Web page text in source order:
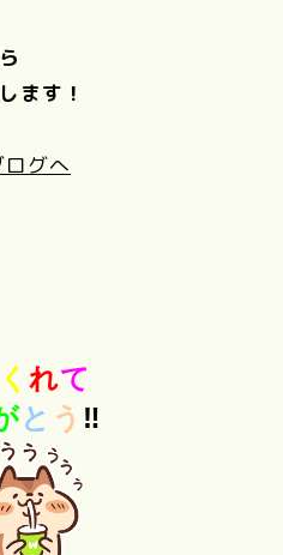
ます！
くれて
と う ‼